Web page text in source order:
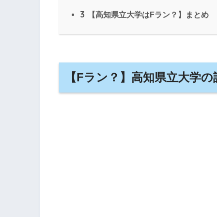
3 【高知県立大学はFラン？】まとめ
【Fラン？】高知県立大学